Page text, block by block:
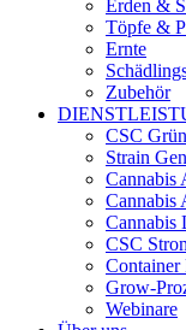
Erden &
Töpfe &
Ernte
Zubehör
CSC
Strain
Cannabis
Cannabis
Cannabis
CSC
Container
Grow-
Webinare